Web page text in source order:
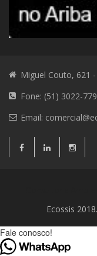
Miguel Couto, 621
Fone: (51) 3022-
Email:
Ecossis
Fale conosco!